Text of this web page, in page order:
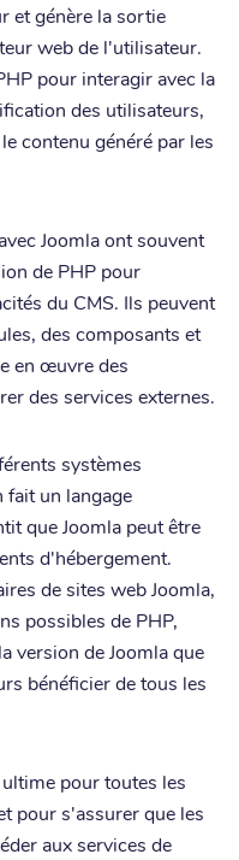
et génère la sortie
web de l'utilisateur.
pour interagir avec la
des utilisateurs,
contenu généré par les
Joomla ont souvent
de PHP pour
du CMS. Ils peuvent
des composants et
en œuvre des
des services externes.
systèmes
fait un langage
que Joomla peut être
d'hébergement.
de sites web Joomla,
possibles de PHP,
version de Joomla que
bénéficier de tous les
pour toutes les
pour s'assurer que les
aux services de